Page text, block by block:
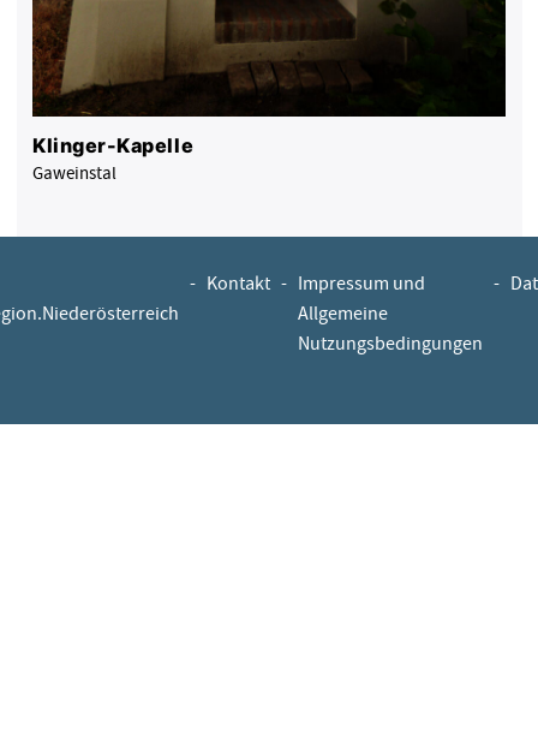
Klinger-Kapelle
Gaweinstal
- Kontakt - Impressum und
Allgemeine
Nutzungsbedingungen
-